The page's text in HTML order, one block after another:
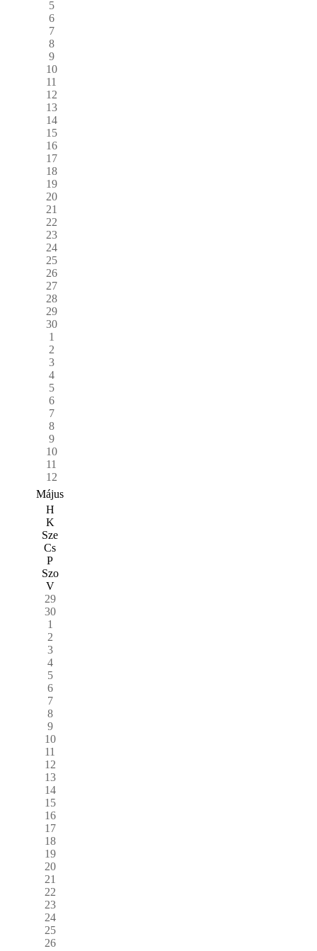
5
6
7
8
9
10
11
12
13
14
15
16
17
18
19
20
21
22
23
24
25
26
27
28
29
30
1
2
3
4
5
6
7
8
9
10
11
12
Május
H
K
Sze
Cs
P
Szo
V
29
30
1
2
3
4
5
6
7
8
9
10
11
12
13
14
15
16
17
18
19
20
21
22
23
24
25
26